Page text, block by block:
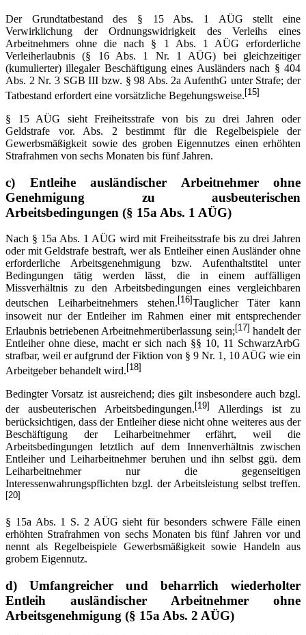
Der Grundtatbestand des § 15 Abs. 1 AÜG stellt eine
Verwirklichung der Ordnungswidrigkeit des Verleihs eines
Arbeitnehmers ohne die nach § 1 Abs. 1 AÜG erforderliche
Verleiherlaubnis (§ 16 Abs. 1 Nr. 1 AÜG) bei gleichzeitiger
(kumulierter) illegaler Beschäftigung eines Ausländers nach § 404
Abs. 2 Nr. 3 SGB III bzw. § 98 Abs. 2a AufenthG unter Strafe; der
Tatbestand erfordert eine vorsätzliche Begehungsweise.[15]
§ 15 AÜG sieht Freiheitsstrafe von bis zu drei Jahren oder
Geldstrafe vor. Abs. 2 bestimmt für die Regelbeispiele der
Gewerbsmäßigkeit sowie des groben Eigennutzes einen erhöhten
Strafrahmen von sechs Monaten bis fünf Jahren.
c) Entleihe ausländischer Arbeitnehmer ohne
Genehmigung zu ausbeuterischen
Arbeitsbedingungen (§ 15a Abs. 1 AÜG)
Nach § 15a Abs. 1 AÜG wird mit Freiheitsstrafe bis zu drei Jahren
oder mit Geldstrafe bestraft, wer als Entleiher einen Ausländer ohne
erforderliche Arbeitsgenehmigung bzw. Aufenthaltstitel unter
Bedingungen tätig werden lässt, die in einem auffälligen
Missverhältnis zu den Arbeitsbedingungen eines vergleichbaren
deutschen Leiharbeitnehmers stehen. [16]Tauglicher Täter kann
insoweit nur der Entleiher im Rahmen einer mit entsprechender
Erlaubnis betriebenen Arbeitnehmerüberlassung sein;[17] handelt der
Entleiher ohne diese, macht er sich nach §§ 10, 11 SchwarzArbG
strafbar, weil er aufgrund der Fiktion von § 9 Nr. 1, 10 AÜG wie ein
Arbeitgeber behandelt wird. [18]
Bedingter Vorsatz ist ausreichend; dies gilt insbesondere auch bzgl.
der ausbeuterischen Arbeitsbedingungen. [19]
Allerdings ist zu
berücksichtigen, dass der Entleiher diese nicht ohne weiteres aus der
Beschäftigung der Leiharbeitnehmer erfährt, weil die
Arbeitsbedingungen letztlich auf dem Innenverhältnis zwischen
Entleiher und Leiharbeitnehmer beruhen und ihn selbst ggü. dem
Leiharbeitnehmer nur die gegenseitigen
Interessenwahrungspflichten bzgl. der Arbeitsleistung selbst treffen.
[20]
§ 15a Abs. 1 S. 2 AÜG sieht für besonders schwere Fälle einen
erhöhten Strafrahmen von sechs Monaten bis fünf Jahren vor und
nennt als Regelbeispiele Gewerbsmäßigkeit sowie Handeln aus
grobem Eigennutz.
d) Umfangreicher und beharrlich wiederholter
Entleih ausländischer Arbeitnehmer ohne
Arbeitsgenehmigung (§ 15a Abs. 2 AÜG)